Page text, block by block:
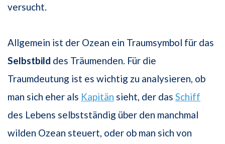
versucht.
Allgemein ist der Ozean ein Traumsymbol für das
Selbstbild des Träumenden. Für die
Traumdeutung ist es wichtig zu analysieren, ob
man sich eher als Kapitän sieht, der das Schiff
des Lebens selbstständig über den manchmal
wilden Ozean steuert, oder ob man sich von